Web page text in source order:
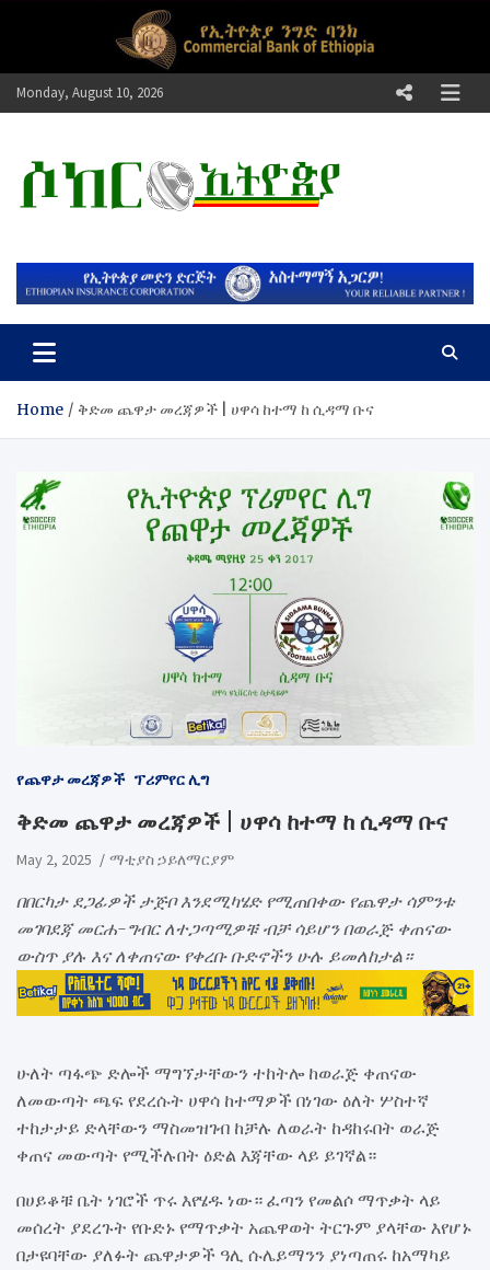
Monday, August 10, 2026
ሶከር ኢትዮጵያ
Home ቅድመ ጨዋታ መረጃዎች | ሀዋሳ ከተማ ከ ሲዳማ ቡና
የጨዋታ መረጃዎች ፕሪምየር ሊግ
ቅድመ ጨዋታ መረጃዎች | ሀዋሳ ከተማ ከ ሲዳማ ቡና
May 2, 2025 ማቲያስ ኃይለማርያም
በበርካታ ደጋፊዎች ታጅቦ እንደሚካሄድ የሚጠበቀው የጨዋታ ሳምንቱ
መገባደጃ መርሐ-ግብር ለተጋጣሚዎቹ ብቻ ሳይሆን በወራጅ ቀጠናው
ውስጥ ያሉ እና ለቀጠናው የቀረቡ ቡድኖችን ሁሉ ይመለከታል።
ሁለት ጣፋጭ ድሎች ማግኘታቸውን ተከትሎ ከወራጅ ቀጠናው
ለመውጣት ጫፍ የደረሱት ሀዋሳ ከተማዎች በነገው ዕለት ሦስተኛ
ተከታታይ ድላቸውን ማስመዝገብ ከቻሉ ለወራት ከዳከሩበት ወራጅ
ቀጠና መውጣት የሚችሉበት ዕድል እጃቸው ላይ ይገኛል።
በሀይቆቹ ቤት ነገሮች ጥሩ እየሄዱ ነው። ፈጣን የመልሶ ማጥቃት ላይ
መሰረት ያደረጉት የቡድኑ የማጥቃት አጨዋወት ትርጉም ያላቸው እየሆኑ
በታዩባቸው ያለፉት ጨዋታዎች ዓሊ ሱሌይማንን ያነጣጠሩ ከአማካይ